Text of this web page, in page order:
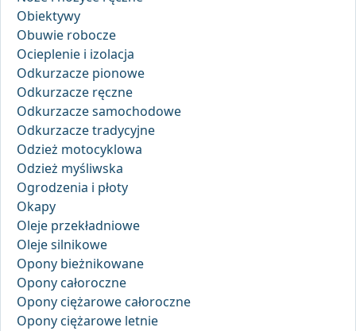
Obiektywy
Obuwie robocze
Ocieplenie i izolacja
Odkurzacze pionowe
Odkurzacze ręczne
Odkurzacze samochodowe
Odkurzacze tradycyjne
Odzież motocyklowa
Odzież myśliwska
Ogrodzenia i płoty
Okapy
Oleje przekładniowe
Oleje silnikowe
Opony bieżnikowane
Opony całoroczne
Opony ciężarowe całoroczne
Opony ciężarowe letnie